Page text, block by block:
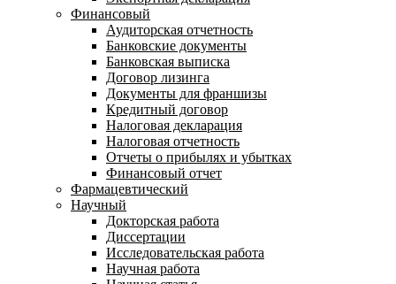
Финансовый
Аудиторская отчетность
Банковские документы
Банковская выписка
Договор лизинга
Документы для франшизы
Кредитный договор
Налоговая декларация
Налоговая отчетность
Отчеты о прибылях и убытках
Финансовый отчет
Фармацевтический
Научный
Докторская работа
Диссертации
Исследовательская работа
Научная работа